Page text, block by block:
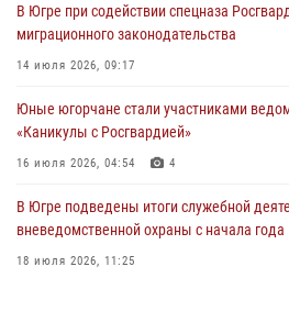
06 августа 2026, 09:07 2 1
Урайский отдел вневедомственной
05 августа 2026, 12:01 3
В Югре при содействии спецназа
миграционного законодательства
14 июля 2026, 09:17
Юные югорчане стали участниками
«Каникулы с Росгвардией»
16 июля 2026, 04:54 4
В Югре подведены итоги служебной
вневедомственной охраны с начала года
18 июля 2026, 11:25